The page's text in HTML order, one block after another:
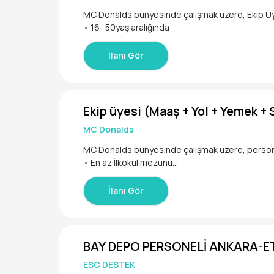
• Enerjiksen ve sorumluluk bilincin yüksekse,
Kariyerinin Gratis’te Parlaması İçin Seni
MC Donalds bünyesinde çalışmak üzere, Ekip
İlanı Gör
Ekip üyesi (Maaş + Yol + Yemek
MC Donalds
MC Donalds bünyesinde çalışmak üzere,
• En az İlkokul mezunu
• 18 - 65 yaş aralığında Barista kadın
İlanı Gör
BAY DEPO PERSONELİ ANKARA-
ESC DESTEK